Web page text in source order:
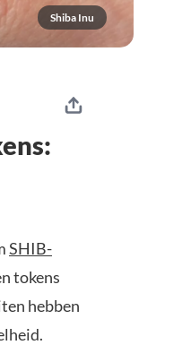
Shiba Inu
SHIB-
tokens
hebben